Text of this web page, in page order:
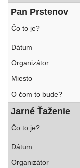
Pan Prstenov
Jarné Ťaženie